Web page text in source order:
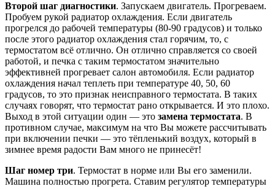
Второй шаг диагностики. Запускаем двигатель. Прогреваем.
Пробуем рукой радиатор охлаждения. Если двигатель
прогрелся до рабочей температуры (80-90 градусов) и только
после этого радиатор охлаждения стал горячим, то, с
термостатом всё отлично. Он отлично справляется со своей
работой, и печка с таким термостатом значительно
эффективней прогревает салон автомобиля. Если радиатор
охлаждения начал теплеть при температуре 40, 50, 60
градусов, то это признак неисправного термостата. В таких
случаях говорят, что термостат рано открывается. И это плохо.
Выход в этой ситуации один — это замена термостата. В
противном случае, максимум на что Вы можете рассчитывать
при включении печки — это тёпленький воздух, который в
зимнее время радости Вам много не принесёт!
Шаг номер три. Термостат в норме или Вы его заменили.
Машина полностью прогрета. Ставим регулятор температуры